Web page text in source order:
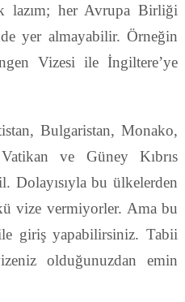
lazım; her Avrupa Birliği
yer almayabilir. Örneğin
Vizesi ile İngiltere’ye
Bulgaristan, Monako,
ve Güney Kıbrıs
Dolayısıyla bu ülkelerden
vize vermiyorler. Ama bu
giriş yapabilirsiniz. Tabii
olduğunuzdan emin